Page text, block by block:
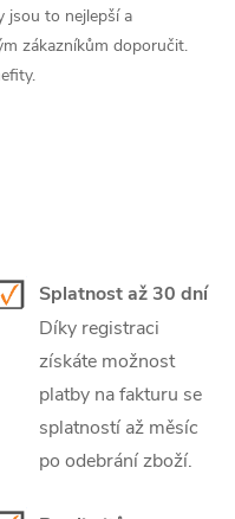
jsou to nejlepší a
zákazníkům doporučit.
Splatnost až 30 dní
Díky registraci
získáte možnost
platby na fakturu se
splatností až měsíc
po odebrání zboží.